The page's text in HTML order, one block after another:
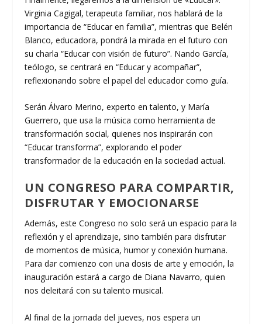
Virginia Cagigal, terapeuta familiar, nos hablará de la
importancia de “Educar en familia”, mientras que Belén
Blanco, educadora, pondrá la mirada en el futuro con
su charla “Educar con visión de futuro”. Nando García,
teólogo, se centrará en “Educar y acompañar”,
reflexionando sobre el papel del educador como guía.
Serán Álvaro Merino, experto en talento, y María
Guerrero, que usa la música como herramienta de
transformación social, quienes nos inspirarán con
“Educar transforma”, explorando el poder
transformador de la educación en la sociedad actual.
UN CONGRESO PARA COMPARTIR,
DISFRUTAR Y EMOCIONARSE
Además, este Congreso no solo será un espacio para la
reflexión y el aprendizaje, sino también para disfrutar
de momentos de música, humor y conexión humana.
Para dar comienzo con una dosis de arte y emoción, la
inauguración estará a cargo de Diana Navarro, quien
nos deleitará con su talento musical.
Al final de la jornada del jueves, nos espera un